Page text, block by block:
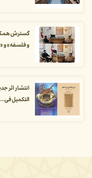
گسترش
و فلسفه» و
انتشار اثر
التکمیل فی...